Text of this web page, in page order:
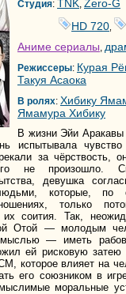
Студия: TNK Zero-G
HD 720
Аниме сериалы
Режиссеры: Курая
Такуя Асаока
В ролях: Хибику
Ямамура Хибику
В жизни Эйи
испытывала чувство
за чёрствость,
не произошло.
девушка
которые, по
только
их соития. Так,
Отой — молодым
мыслью — иметь
ей рисковую затею
которое влияет на
его союзником в
моральные